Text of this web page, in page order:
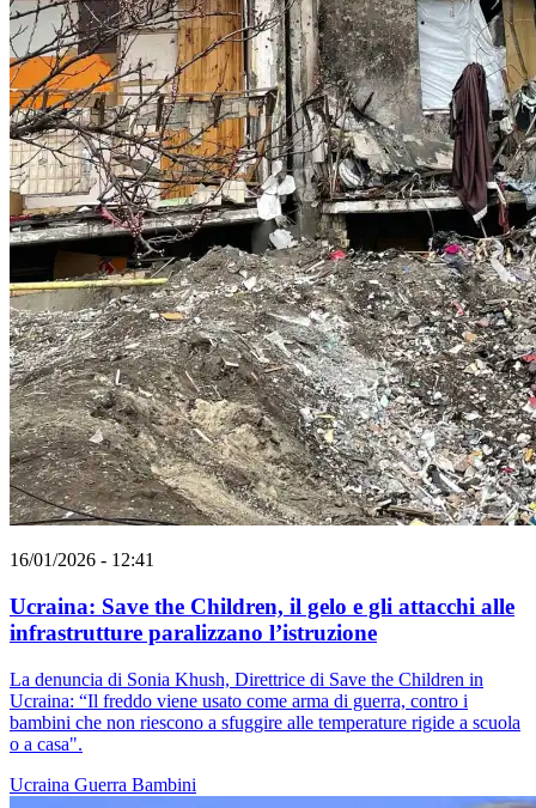
16/01/2026 - 12:41
Ucraina: Save the Children, il gelo e gli attacchi alle
infrastrutture paralizzano l’istruzione
La denuncia di Sonia Khush, Direttrice di Save the Children in
Ucraina: “Il freddo viene usato come arma di guerra, contro i
bambini che non riescono a sfuggire alle temperature rigide a scuola
o a casa".
Ucraina Guerra Bambini